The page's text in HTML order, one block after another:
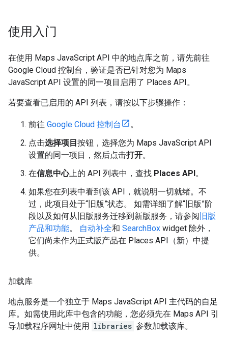
使用入门
在使用 Maps JavaScript API 中的地点库之前，请先前往
Google Cloud 控制台，验证是否已针对您为 Maps
JavaScript API 设置的同一项目启用了 Places API。
若要查看已启用的 API 列表，请按以下步骤操作：
前往 Google Cloud 控制台
。
点击选择项目按钮，选择您为 Maps JavaScript API
设置的同一项目，然后点击打开。
在信息中心上的 API 列表中，查找 Places API。
如果您在列表中看到该 API，就说明一切就绪。不
过，此项目处于“旧版”状态。 如需详细了解“旧版”阶
段以及如何从旧版服务迁移到新版服务，请参阅 旧版
产品和功能。 自动补全和 SearchBox widget 除外，
它们尚未作为正式版产品在 Places API（新）中提
供。
加载库
地点服务是一个独立于 Maps JavaScript API 主代码的自足
库。如需使用此库中包含的功能，您必须先在 Maps API 引
导加载程序网址中使用 libraries 参数加载该库。